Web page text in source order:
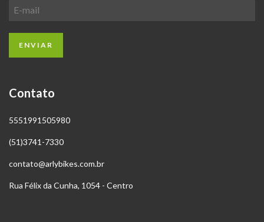
Contato
5551991505980
(51)3741-7330
contato@arlybikes.com.br
Rua Félix da Cunha, 1054 - Centro